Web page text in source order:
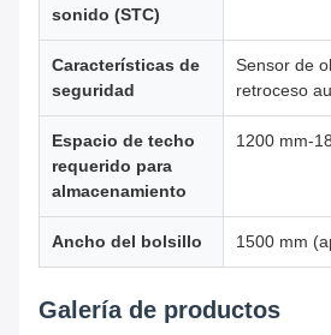
sonido (STC)
Características de
seguridad
Sensor de
retroceso
Espacio de techo
requerido para
almacenamiento
1200 mm-
Ancho del bolsillo 1500 mm
Galería de productos